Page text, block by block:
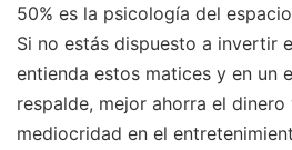
50% es la psicología del
Si no estás dispuesto a invertir
entienda estos matices y en un
respalde, mejor ahorra el dinero
mediocridad en el